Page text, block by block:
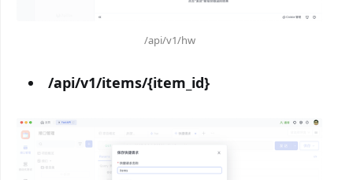
/api/v1/hw
/api/v1/items/{item_id}